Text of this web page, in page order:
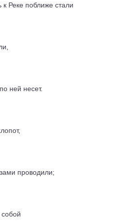
к Реке поближе стали
ней несет.
проводили;